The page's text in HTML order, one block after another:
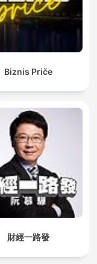
Biznis Priče
財經一路發